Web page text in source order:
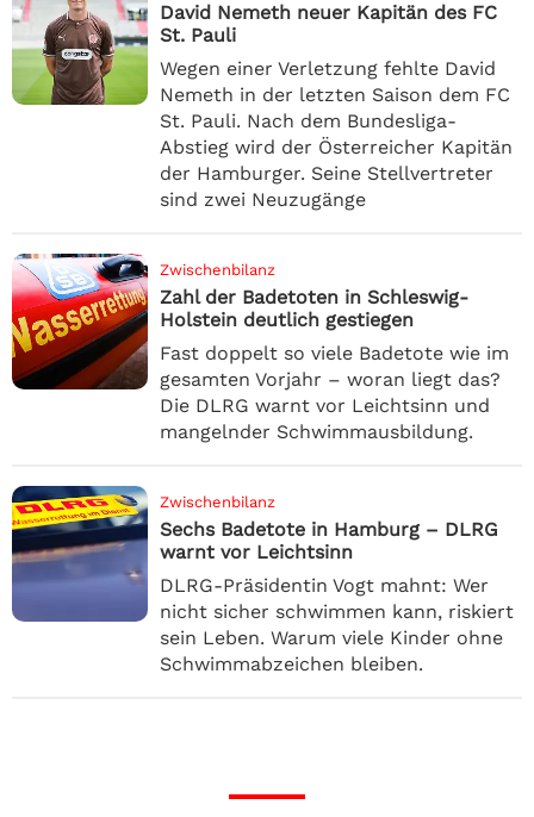
David Nemeth neuer Kapitän des FC
St. Pauli
Wegen einer Verletzung fehlte David
Nemeth in der letzten Saison dem FC
St. Pauli. Nach dem Bundesliga-
Abstieg wird der Österreicher Kapitän
der Hamburger. Seine Stellvertreter
sind zwei Neuzugänge
Zwischenbilanz
Zahl der Badetoten in Schleswig-
Holstein deutlich gestiegen
Fast doppelt so viele Badetote wie im
gesamten Vorjahr – woran liegt das?
Die DLRG warnt vor Leichtsinn und
mangelnder Schwimmausbildung.
Zwischenbilanz
Sechs Badetote in Hamburg – DLRG
warnt vor Leichtsinn
DLRG-Präsidentin Vogt mahnt: Wer
nicht sicher schwimmen kann, riskiert
sein Leben. Warum viele Kinder ohne
Schwimmabzeichen bleiben.